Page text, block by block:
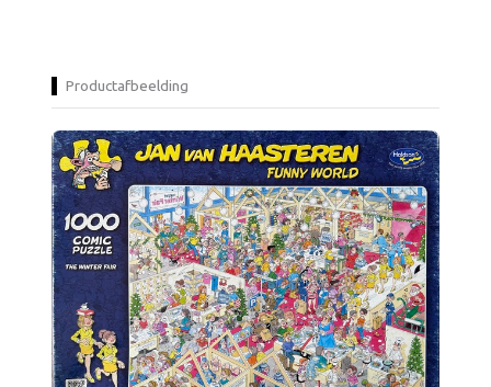
Productafbeelding